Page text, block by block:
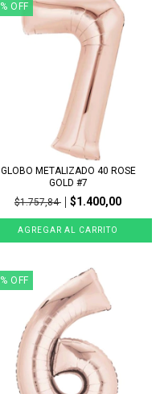
% OFF
GLOBO METALIZADO 40 ROSE
GOLD #7
$1.757,84
$1.400,00
% OFF